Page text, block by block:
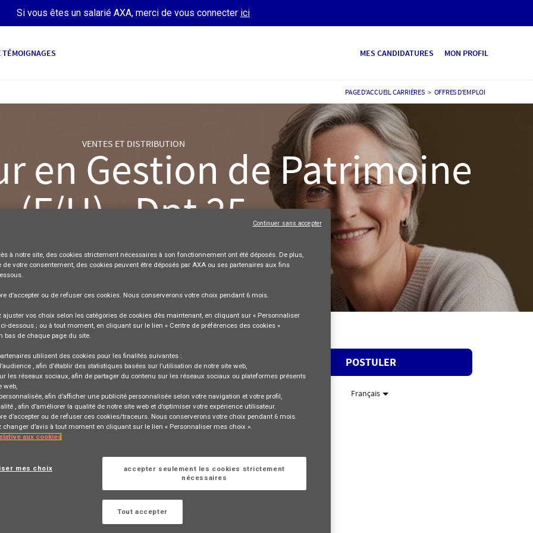
Si vous êtes un salarié AXA, merci de vous connecter ici
TÉMOIGNAGES MES CANDIDATURES MON PROFIL
PAGE D'ACCUEIL CARRIÈRES > OFFRES D'EMPLOI
VENTES ET DISTRIBUTION
en Gestion de Patrimoine
(F/H) - Dpt 25
POSTULER
de Patrimoine (F/H) - Dpt 25
à cette
Se connecter ou
POSTULER
Français
à notre site, des cookies strictement nécessaires à son fonctionnement ont été déposés. De plus,
de votre consentement, des cookies peuvent être déposés par AXA ou ses partenaires aux fins
d’accepter ou de refuser ces cookies. Nous conserverons votre choix pendant 6 mois.
ajuster vos choix selon les catégories de cookies dès maintenant, en cliquant sur « Personnaliser
dessous ; ou à tout moment, en cliquant sur le lien « Centre de préférences des cookies »
bas de chaque page du site.
utilisent des cookies pour les finalités suivantes :
, afin d’établir des statistiques basées sur l’utilisation de notre site web,
les réseaux sociaux, afin de partager du contenu sur les réseaux sociaux ou plateformes présents
web,
, afin d’afficher une publicité personnalisée selon votre navigation et votre profil,
, afin d’améliorer la qualité de notre site web et d’optimiser votre expérience utilisateur.
d’accepter ou de refuser ces cookies/traceurs. Nous conserverons votre choix pendant 6 mois.
changer d’avis à tout moment en cliquant sur le lien « Personnaliser mes choix ».
aux cookies
mes choix
accepter seulement les cookies strictement
nécessaires
Tout accepter
Continuer sans accepter